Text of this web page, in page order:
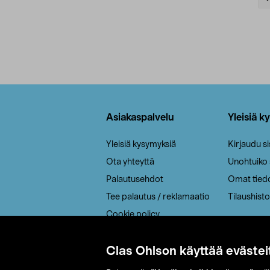
Clas Ohlson käyttää
Asiakaspalvelu
Yleisiä kysymyksiä
Ota yhteyttä
Palautusehdot
Tee palautus / reklamaatio
Cookie policy
Saavutettavuus
Yleisiä
Kirjaudu
Unohtuiko
Omat